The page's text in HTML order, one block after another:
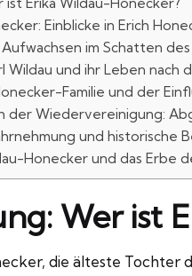
Einblicke in Erich
im Schatten
Wildau und ihr Leben nach
Familie und der
der Wiedervereinigung:
und historische
Honecker und das Erbe
Wer ist
die älteste Tochter